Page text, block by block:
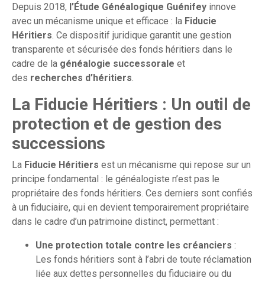
Depuis 2018, l’Étude Généalogique Guénifey innove
avec un mécanisme unique et efficace : la Fiducie
Héritiers . Ce dispositif juridique garantit une gestion
transparente et sécurisée des fonds héritiers dans le
cadre de la généalogie successorale et
des recherches d’héritiers
La Fiducie Héritiers : Un outil de
protection et de gestion des
successions
La Fiducie Héritiers est un mécanisme qui repose sur un
principe fondamental : le généalogiste n’est pas le
propriétaire des fonds héritiers. Ces derniers sont confiés
à un fiduciaire, qui en devient temporairement propriétaire
dans le cadre d’un patrimoine distinct, permettant :
Une protection totale contre les créanciers :
Les fonds héritiers sont à l’abri de toute réclamation
liée aux dettes personnelles du fiduciaire ou du